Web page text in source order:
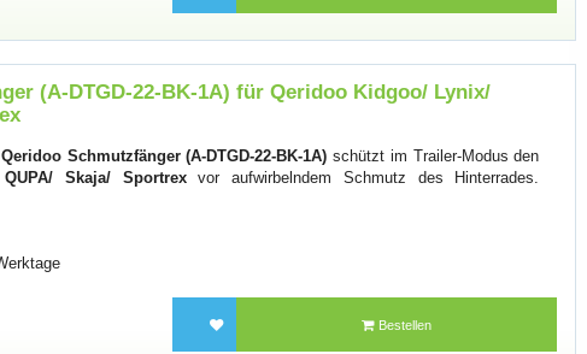
(A-DTGD-22-BK-1A) für Qeridoo Kidgoo/ Lynix/
Qeridoo Schmutzfänger (A-DTGD-22-BK-1A) schützt im Trailer-Modus den
Skaja/ Sportrexvor aufwirbelndem Schmutz des Hinterrades.
Bestellen